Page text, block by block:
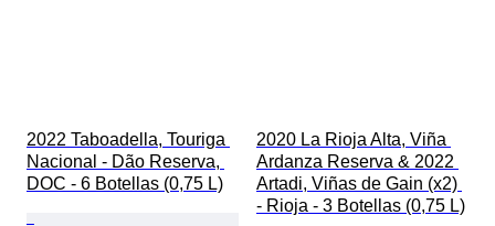
2022 Taboadella, Touriga
Nacional - Dão Reserva,
DOC - 6 Botellas (0,75 L)
2020 La Rioja Alta, Viña
Ardanza Reserva & 2022
Artadi, Viñas de Gain (x2)
- Rioja - 3 Botellas (0,75 L)